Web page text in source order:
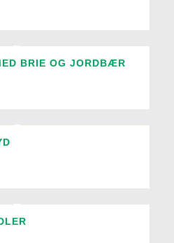
BRIE OG JORDBÆR